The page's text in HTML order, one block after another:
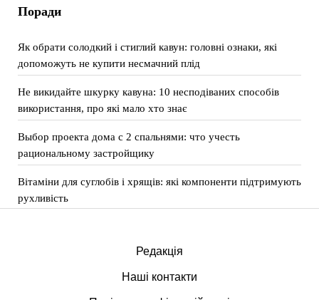
Поради
Як обрати солодкий і стиглий кавун: головні ознаки, які
допоможуть не купити несмачний плід
Не викидайте шкурку кавуна: 10 несподіваних способів
використання, про які мало хто знає
Выбор проекта дома с 2 спальнями: что учесть
рациональному застройщику
Вітаміни для суглобів і хрящів: які компоненти підтримують
рухливість
Редакція
Наші контакти